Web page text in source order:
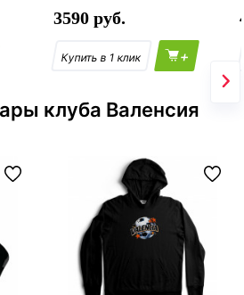
3590
+
клуба Валенсия